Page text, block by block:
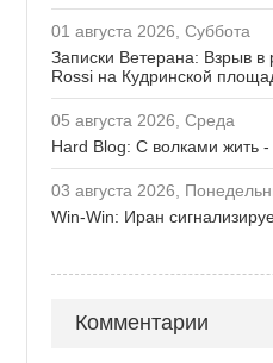
01 августа 2026, Суббота
Записки Ветерана: Взрыв в
Rossi на Кудринской
05 августа 2026, Среда
Hard Blog: С волками жить -
03 августа 2026,
Win-Win: Иран
Комментарии